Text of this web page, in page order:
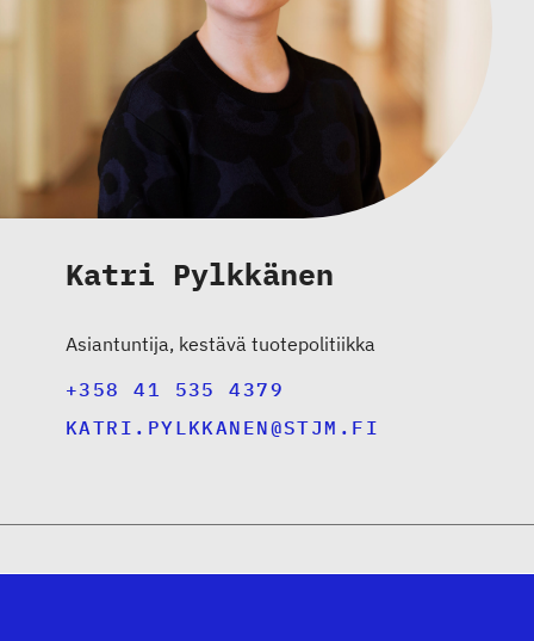
Katri Pylkkänen
Asiantuntija, kestävä tuotepolitiikka
+358 41 535 4379
KATRI.PYLKKANEN@STJM.FI